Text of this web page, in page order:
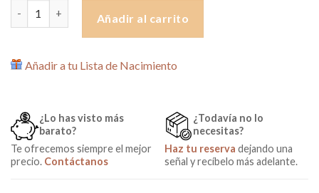
Añadir al carrito
Añadir a tu Lista de Nacimiento
¿Lo has visto más
barato?
Te ofrecemos siempre el mejor
precio. Contáctanos
¿Todavía no lo
necesitas?
Haz tu reserva dejando una
señal y recíbelo más adelante.